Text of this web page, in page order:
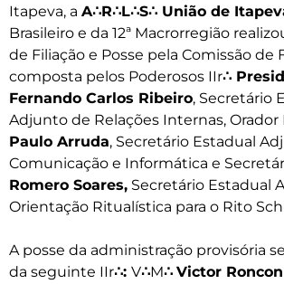
Itapeva, a A∴R∴L∴S∴ União de
Brasileiro e da 12ª Macrorregião
de Filiação e Posse pela Comissão de
composta pelos Poderosos IIr∴
Fernando Carlos Ribeiro, Secretário
Adjunto de Relações Internas, Orador
Paulo Arruda, Secretário Estadual
Comunicação e Informática e
Romero Soares, Secretário Estadual
Orientação Ritualística para o Rito
A posse da administração provisória
da seguinte IIr∴: V∴M∴ Victor